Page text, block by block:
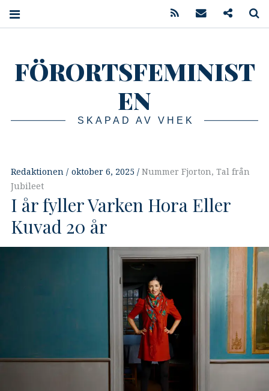
FÖRORTSFEMINIST
EN
SKAPAD AV VHEK
Redaktionen oktober 6, 2025 Nummer Fjorton, Tal från
Jubileet
I år fyller Varken Hora Eller
Kuvad 20 år
Feed Mail Podcast